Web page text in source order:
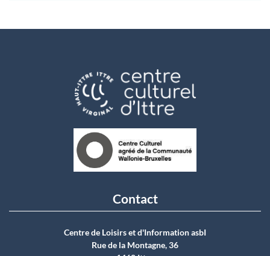
Contact
Centre de Loisirs et d'Information asbI
Rue de la Montagne, 36